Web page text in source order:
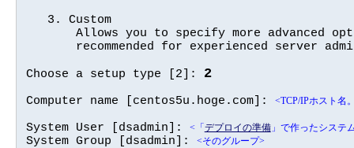
   3. Custom
Allows you to specify more advanced
recommended for experienced server
Choose a setup type [2]: 2
Computer name [centos5u.hoge.com]: <TCP/IPホスト名
System User [dsadmin]: <「デプロイの準備」で作ったシステ
System Group [dsadmin]: <そのグループ>